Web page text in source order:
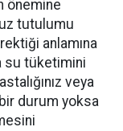
önemine
tutulumu
anlamına
su tüketimini
veya
durum yoksa